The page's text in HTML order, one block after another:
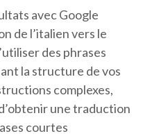
avec Google
de l’italien vers le
des phrases
la structure de vos
complexes,
une traduction
courtes